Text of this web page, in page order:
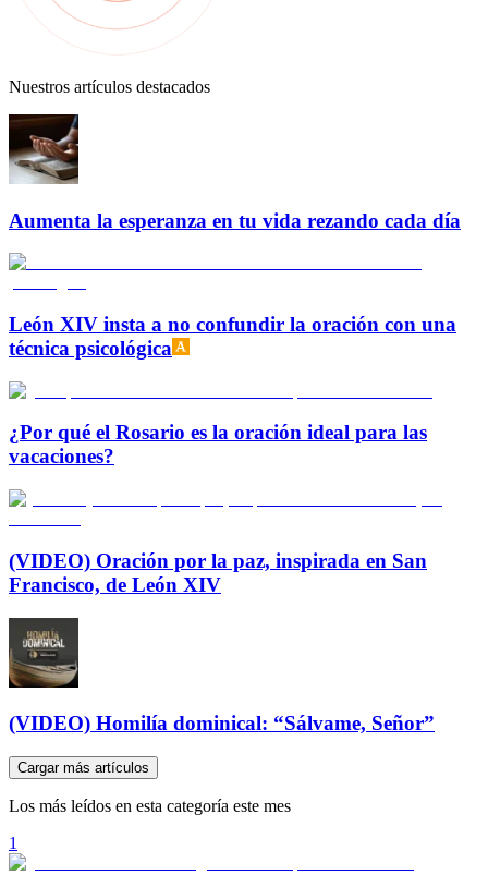
Nuestros artículos destacados
Aumenta la esperanza en tu vida rezando cada día
León XIV insta a no confundir la oración con una
técnica psicológica
¿Por qué el Rosario es la oración ideal para las
vacaciones?
(VIDEO) Oración por la paz, inspirada en San
Francisco, de León XIV
(VIDEO) Homilía dominical: “Sálvame, Señor”
Cargar más artículos
Los más leídos en esta categoría este mes
1